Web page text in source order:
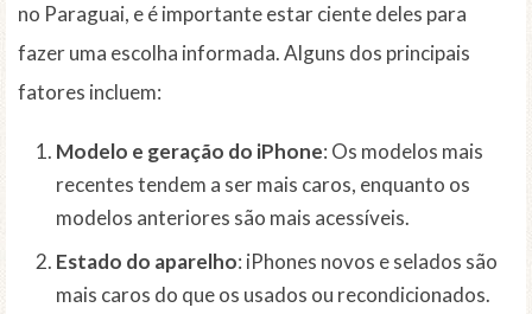
no Paraguai, e é importante estar ciente deles para
fazer uma escolha informada. Alguns dos principais
fatores incluem:
Modelo e geração do iPhone: Os modelos mais
recentes tendem a ser mais caros, enquanto os
modelos anteriores são mais acessíveis.
Estado do aparelho: iPhones novos e selados são
mais caros do que os usados ou recondicionados.